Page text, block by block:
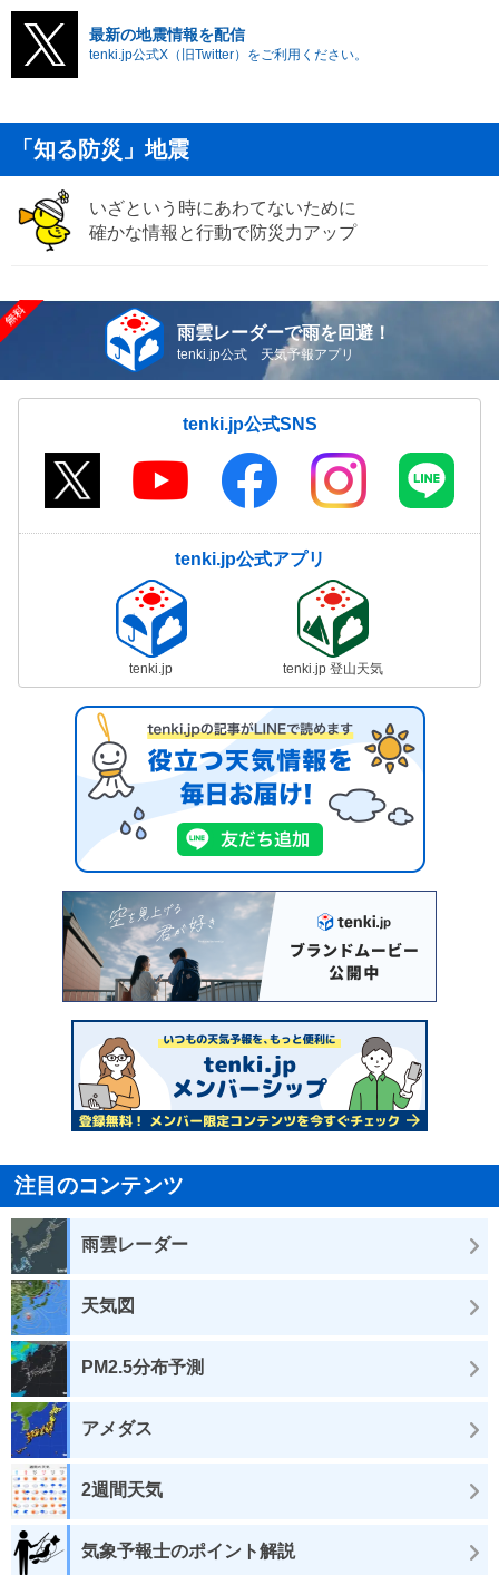
最新の地震情報を配信
tenki.jp公式X（旧Twitter）をご利用ください。
「知る防災」地震
いざという時にあわてないために
確かな情報と行動で防災力アップ
雨雲レーダーで雨を回避！
tenki.jp公式 天気予報アプリ
tenki.jp公式SNS
tenki.jp公式アプリ
tenki.jp tenki.jp 登山天気
注目のコンテンツ
雨雲レーダー
天気図
PM2.5分布予測
アメダス
2週間天気
気象予報士のポイント解説